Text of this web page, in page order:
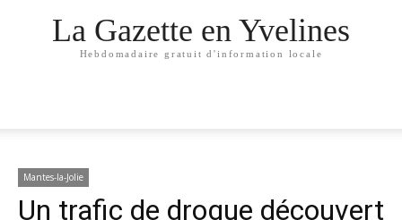
La Gazette en Yvelines
Hebdomadaire gratuit d'information locale
Mantes-la-Jolie
Un trafic de drogue découvert